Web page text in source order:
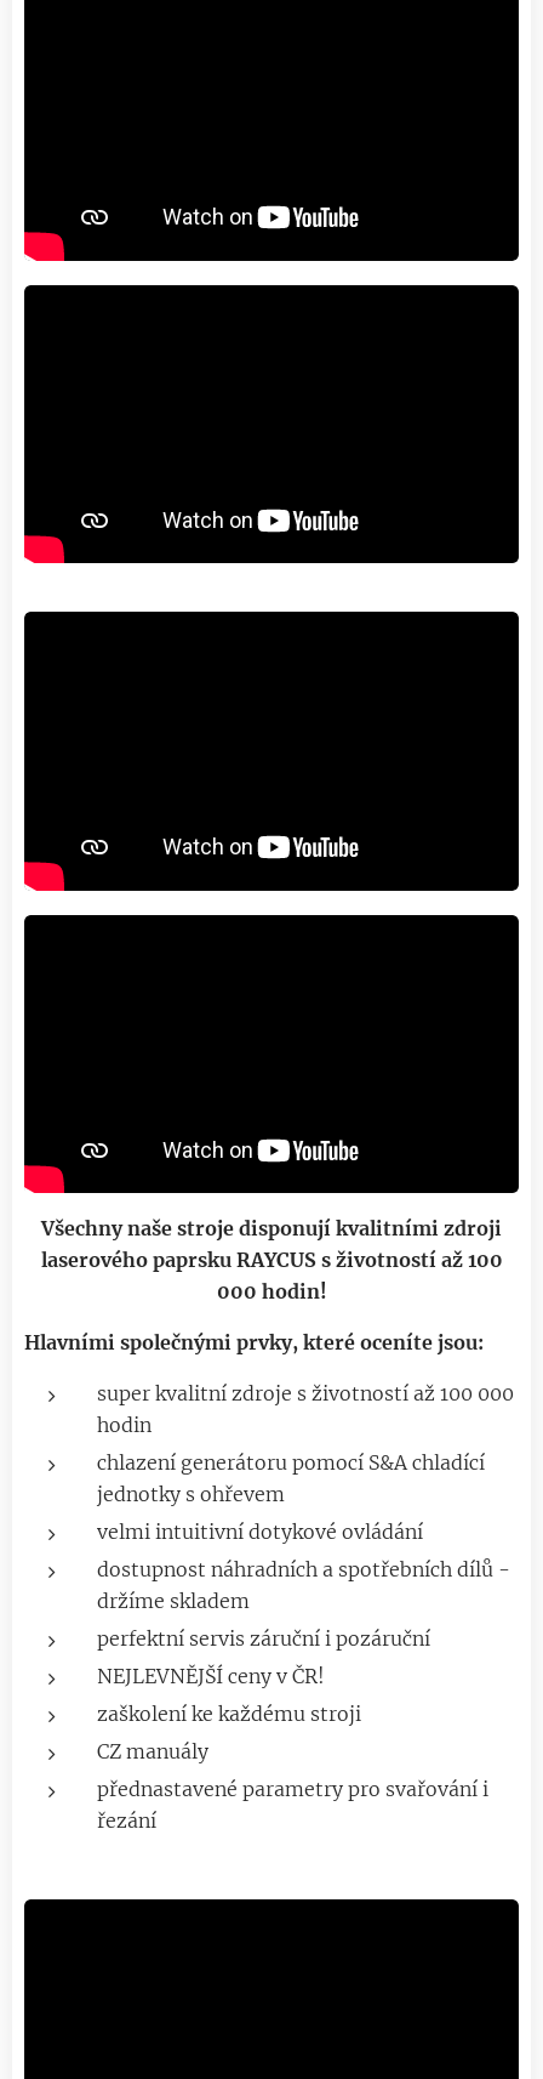
Všechny naše stroje disponují kvalitními zdroji
laserového paprsku RAYCUS s životností až 100
000 hodin!
Hlavními společnými prvky, které oceníte jsou:
super kvalitní zdroje s životností až 100 000
hodin
chlazení generátoru pomocí S&A chladící
jednotky s ohřevem
velmi intuitivní dotykové ovládání
dostupnost náhradních a spotřebních dílů -
držíme skladem
perfektní servis záruční i pozáruční
NEJLEVNĚJŠÍ ceny v ČR!
zaškolení ke každému stroji
CZ manuály
přednastavené parametry pro svařování i
řezání